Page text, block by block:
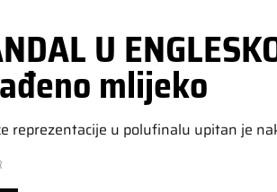
U
mlijeko
reprezentacije u polufinalu upitan je